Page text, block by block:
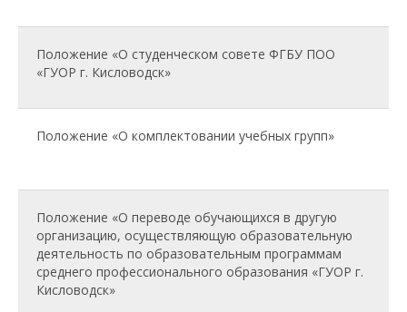
Положение «О студенческом совете ФГБУ ПОО
«ГУОР г. Кисловодск»
Положение «О комплектовании учебных групп»
Положение «О переводе обучающихся в другую
организацию, осуществляющую образовательную
деятельность по образовательным программам
среднего профессионального образования «ГУОР г.
Кисловодск»